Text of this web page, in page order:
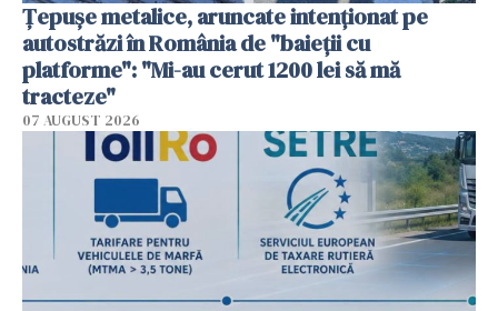
Țepușe metalice, aruncate intenționat pe
autostrăzi în România de "baieții cu
platforme": "Mi-au cerut 1200 lei să mă
tracteze"
07 AUGUST 2026